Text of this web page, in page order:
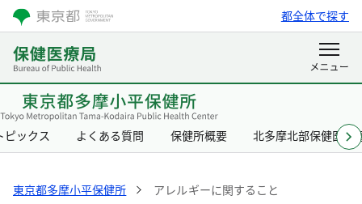
都全体で探す
ピックス よくある質問 保健所概要 北多摩北部保健医療
東京都多摩小平保健所 アレルギーに関すること